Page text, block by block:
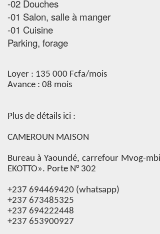
-02 Douches
-01 Salon, salle à manger
-01 Cuisine
Parking, forage
Loyer : 135 000 Fcfa/mois
Avance : 08 mois
Plus de détails ici :
CAMEROUN MAISON
Bureau à Yaoundé, carrefour Mvog-
EKOTTO». Porte N° 302
+237 694469420 (whatsapp)
+237 673485325
+237 694222448
+237 653900927